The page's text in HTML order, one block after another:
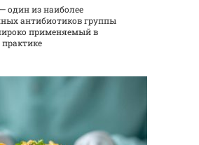
один из наиболее
антибиотиков группы
применяемый в